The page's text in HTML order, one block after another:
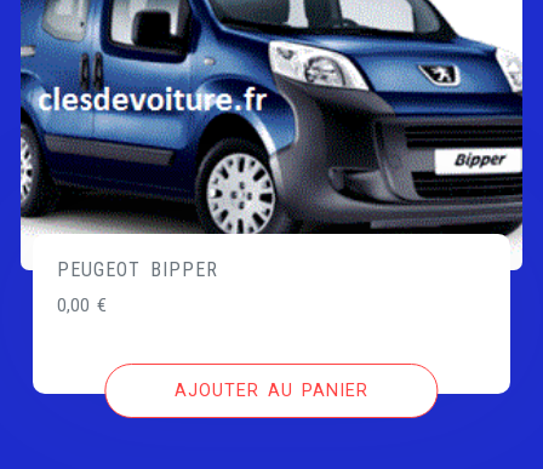
PEUGEOT BIPPER
0,00€
AJOUTER AU PANIER